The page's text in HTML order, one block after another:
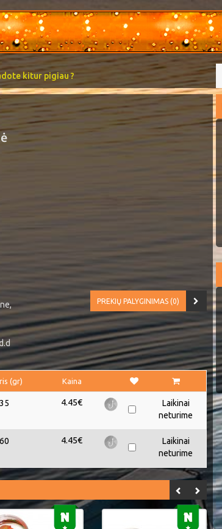
kitur pigiau ?
PREKIŲ PALYGINIMAS (0)
(gr) Kaina
35 4.45€
Laikinai
neturime
60 4.45€
Laikinai
neturime